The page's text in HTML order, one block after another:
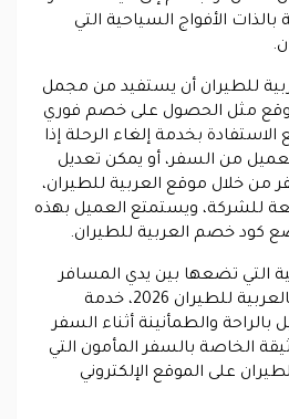
الأفواج السياحية التي
للطيران أن يستفيد من مجمل
مثل الحصول على خصم فوري
بخدمة إلغاء الرحلة إذا
من السفر، أو يمكن تعديل
من خلال موقع العربية للطيران،
للشركة، ويستمتع العميل بهذه
كود خصم العربية للطيران.
التي تضعها بين يدي المسافر
بجانب كود خصم خاص بالعربية للطيران 2026، خدمة
والطمأنينة أثناء السفر
الخاصة بالسفر المأمون التي
على الموقع الإلكتروني